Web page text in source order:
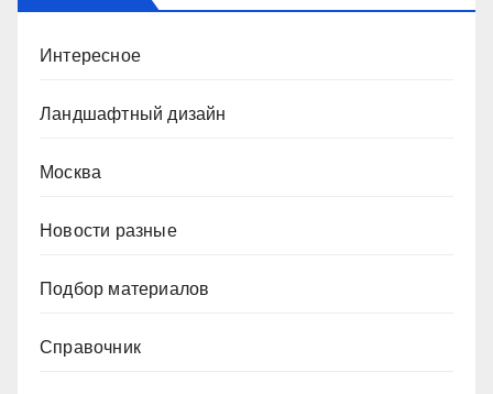
Интересное
Ландшафтный дизайн
Москва
Новости разные
Подбор материалов
Справочник